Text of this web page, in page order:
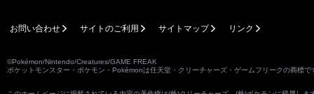
お問い合わせ サイトのご利用 サイトマップ リンク
©Pokémon/Nintendo/Creatures/GAME FREAK
ポケットモンスター・ポケモン・Pokémonは任天堂・クリーチャーズ・ゲームフリークの商標で